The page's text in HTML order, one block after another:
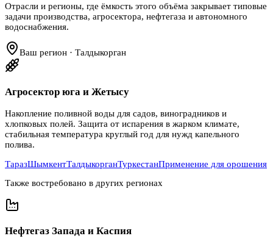
Отрасли и регионы, где ёмкость этого объёма закрывает типовые
задачи производства, агросектора, нефтегаза и автономного
водоснабжения.
Ваш регион · Талдыкорган
Агросектор юга и Жетысу
Накопление поливной воды для садов, виноградников и
хлопковых полей. Защита от испарения в жарком климате,
стабильная температура круглый год для нужд капельного
полива.
ТаразШымкентТалдыкорганТуркестанПрименение для орошения
Также востребовано в других регионах
Нефтегаз Запада и Каспия